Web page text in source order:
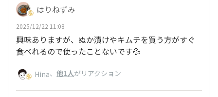
はりねずみ
2025/12/22 11:08
興味ありますが、ぬか漬けやキムチを買う方がすぐ
食べれるので使ったことないです💦
Hina、 他1人がリアクション